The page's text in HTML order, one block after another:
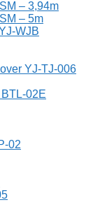
– 3,94m
– 5m
WJB
YJ-TJ-006
02E
02